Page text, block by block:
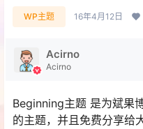
WP主题 16年4月12日
Acirno
Acirno
Beginning主题 是为斌果
的主题，并且免费分享给